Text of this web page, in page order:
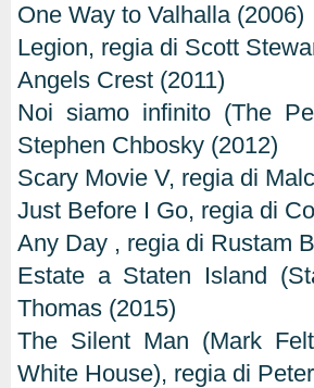
One Way to Valhalla (2006)
Legion, regia di Scott
Angels Crest (2011)
Noi siamo infinito (The
Stephen Chbosky (2012)
Scary Movie V, regia di
Just Before I Go, regia di
Any Day , regia di Rustam
Estate a Staten Island
Thomas (2015)
The Silent Man (Mark
White House), regia di